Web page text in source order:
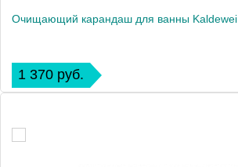
Очищающий карандаш для ванны Kaldewei
1 370 руб.